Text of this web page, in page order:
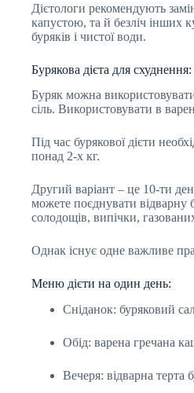
Дієтологи рекомендують
капустою, та й безліч інших
буряків і чистої води.
Бурякова дієта для
Буряк можна
сіль. Використовувати в
Під час бурякової дієти
понад 2-х кг.
Другий варіант – це 10-ти
можете поєднувати відварну
солодощів, випічки,
Однак існує одне важливе
Меню дієти на один день:
Сніданок: буряковий
Обід: варена гречана
Вечеря: відварна терта